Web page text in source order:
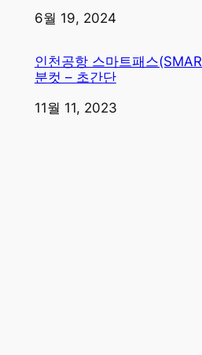
일자
6월 19, 2024
인천공항 스마트패스
분컷 – 초간단
일자
11월 11, 2023